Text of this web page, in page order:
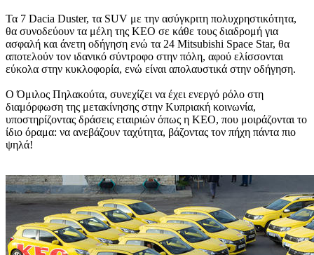
Τα 7 Dacia Duster, τα SUV με την ασύγκριτη πολυχρηστικότητα,
θα συνοδεύουν τα μέλη της ΚΕΟ σε κάθε τους διαδρομή για
ασφαλή και άνετη οδήγηση ενώ τα 24 Mitsubishi Space Star, θα
αποτελούν τον ιδανικό σύντροφο στην πόλη, αφού ελίσσονται
εύκολα στην κυκλοφορία, ενώ είναι απολαυστικά στην οδήγηση.
Ο Όμιλος Πηλακούτα, συνεχίζει να έχει ενεργό ρόλο στη
διαμόρφωση της μετακίνησης στην Κυπριακή κοινωνία,
υποστηρίζοντας δράσεις εταιριών όπως η ΚΕΟ, που μοιράζονται το
ίδιο όραμα: να ανεβάζουν ταχύτητα, βάζοντας τον πήχη πάντα πιο
ψηλά!